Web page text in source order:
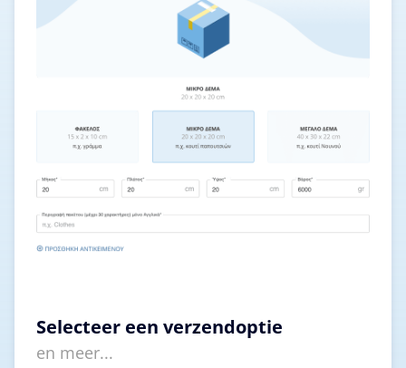
Selecteer een verzendoptie
en meer...